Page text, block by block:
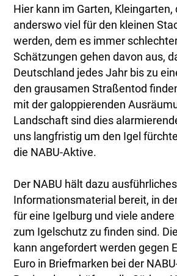
Hier kann im Garten, Kleingarten,
anderswo viel für den kleinen
werden, dem es immer
Schätzungen gehen davon aus,
Deutschland jedes Jahr bis zu
den grausamen Straßentod
mit der galoppierenden
Landschaft sind dies
uns langfristig um den Igel
die NABU-Aktive.
Der NABU hält dazu ausführliches
Informationsmaterial bereit, in
für eine Igelburg und viele
zum Igelschutz zu finden sind.
kann angefordert werden gegen
Euro in Briefmarken bei der